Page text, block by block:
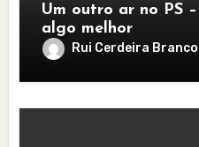
Um outro ar no PS
algo melhor
Rui Cerdeira Branco